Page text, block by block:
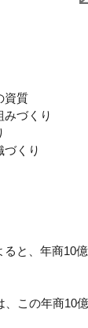
資質
づくり
くり
と、年商10
、この年商10